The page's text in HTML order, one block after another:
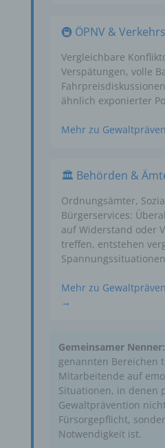
🚇 ÖPNV &
Vergleichbare
Verspätungen, volle
ähnlich exponierter
Mehr zu
🏛️ Behörden &
Ordnungsämter,
Bürgerservices:
auf Widerstand oder
treffen, entstehen
Mehr zu
→
Gemeinsamer Nenner:
genannten Bereichen
Mitarbeitende auf
Situationen, in denen
Gewaltprävention
Fürsorgepflicht,
Notwendigkeit ist.